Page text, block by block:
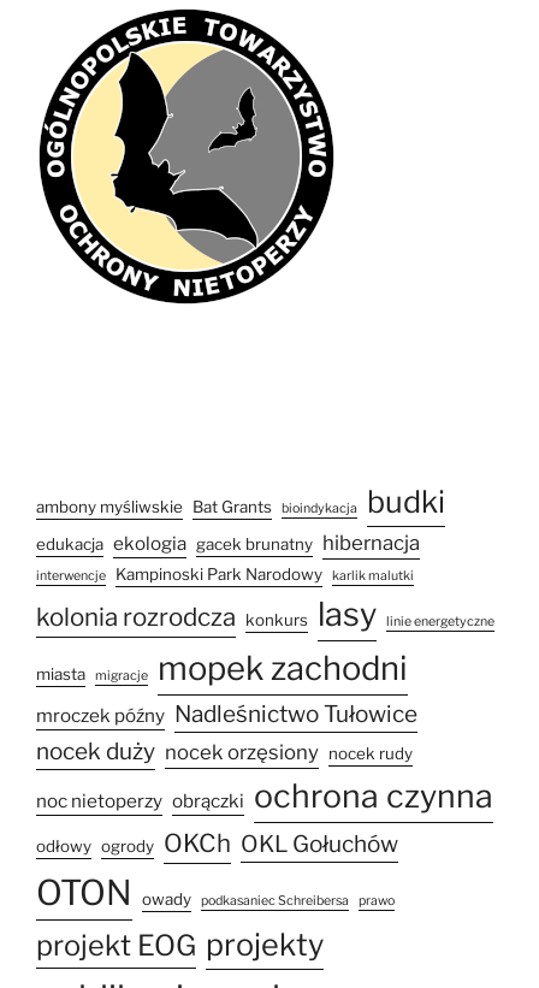
ambony myśliwskie Bat Grants bioindykacja budki
edukacja ekologia gacek brunatny hibernacja
interwencje Kampinoski Park Narodowy karlik malutki
kolonia rozrodcza konkurs lasy linie energetyczne
miasta migracje mopek zachodni
mroczek późny Nadleśnictwo Tułowice
nocek duży nocek orzęsiony nocek rudy
noc nietoperzy obrączki ochrona czynna
odłowy ogrody OKCh OKL Gołuchów
OTON owady podkasaniec Schreibersa prawo
projekt EOG projekty